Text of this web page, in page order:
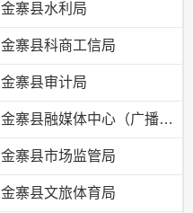
金寨县水利局
金寨县科商工信局
金寨县审计局
金寨县融媒体中心（广播电视台）
金寨县市场监管局
金寨县文旅体育局